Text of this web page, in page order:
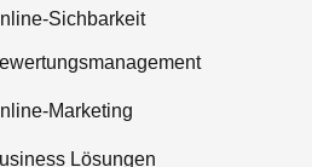
Sichbarkeit
Marketing
Lösungen